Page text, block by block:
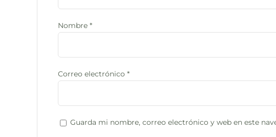
Nombre *
Correo electrónico *
Guarda mi nombre, correo electrónico y web en este